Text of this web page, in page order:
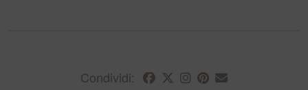
Condividi: